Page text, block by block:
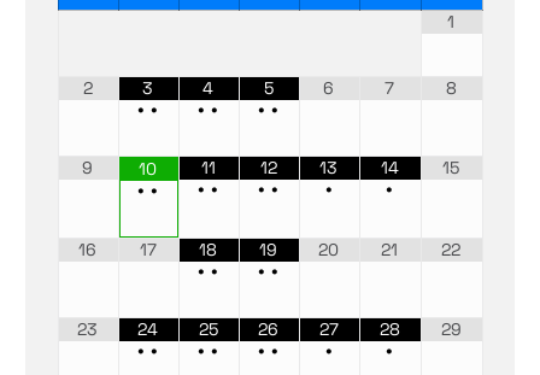
1
2
3
••
4
••
5
••
6 7 8
9
10
••
11
••
12
••
13
•
14
•
15
16 17
18
••
19
••
20 21 22
23
24
••
25
••
26
••
27
•
28
•
29